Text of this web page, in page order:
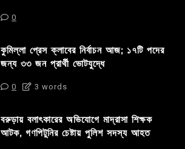
0
কুমিল্লা প্রেস ক্লাবের নির্বাচন আজ; ১৭টি পদের
জন্য ৩৩ জন প্রার্থী ভোটযুদ্ধে
0 3 words
বরুড়ায় বলাৎকারের অভিযোগে মাদ্রাসা শিক্ষক
আটক, গণপিটুনির চেষ্টায় পুলিশ সদস্য আহত